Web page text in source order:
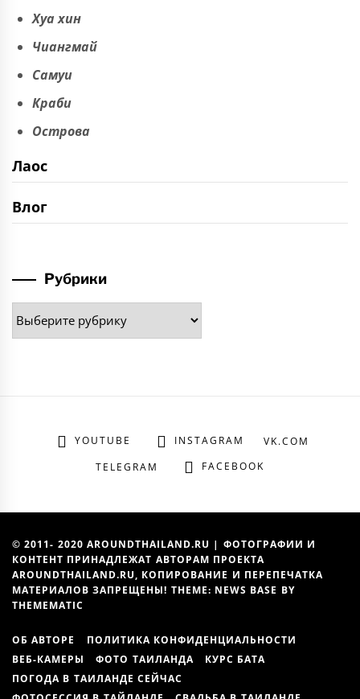
Хуа хин
Чиангмай
Самуи
Краби
Острова
Лаос
Влог
Рубрики
Рубрики
YOUTUBE INSTAGRAM
VK.COM
TELEGRAM
FACEBOOK
© 2011- 2020 AROUNDTHAILAND.RU | ФОТОГРАФИИ И
КОНТЕНТ ПРИНАДЛЕЖАТ АВТОРАМ ПРОЕКТА
AROUNDTHAILAND.RU, КОПИРОВАНИЕ И ПЕРЕПЕЧАТКА
МАТЕРИАЛОВ ЗАПРЕЩЕНЫ! THEME: NEWS BASE BY
THEMEMATIC
ОБ АВТОРЕ
ПОЛИТИКА КОНФИДЕНЦИАЛЬНОСТИ
ВЕБ-КАМЕРЫ
ФОТО ТАИЛАНДА
КУРС БАТА
ПОГОДА В ТАИЛАНДЕ СЕЙЧАС